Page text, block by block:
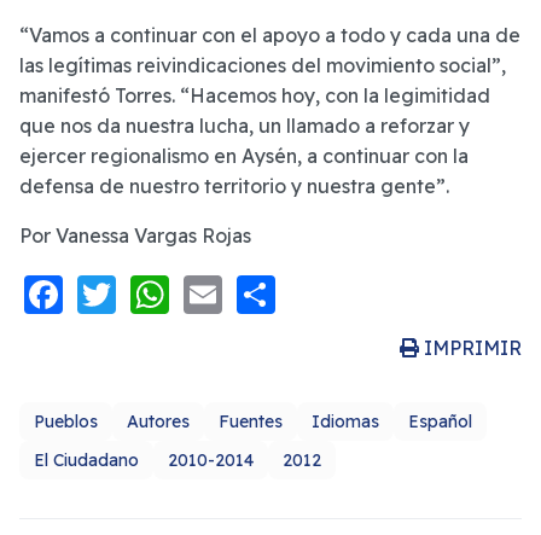
“Vamos a continuar con el apoyo a todo y cada una de
las legítimas reivindicaciones del movimiento social”,
manifestó Torres. “Hacemos hoy, con la legimitidad
que nos da nuestra lucha, un llamado a reforzar y
ejercer regionalismo en Aysén, a continuar con la
defensa de nuestro territorio y nuestra gente”.
Por Vanessa Vargas Rojas
Facebook
Twitter
WhatsApp
Email
IMPRIMIR
Pueblos Autores Fuentes Idiomas
Español
El Ciudadano
2010-2014 2012